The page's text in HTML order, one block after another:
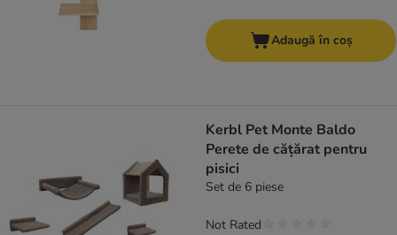
Adaugă în coș
Kerbl Pet Monte Baldo
Perete de cățărat pentru
pisici
Set de 6 piese
Not Rated